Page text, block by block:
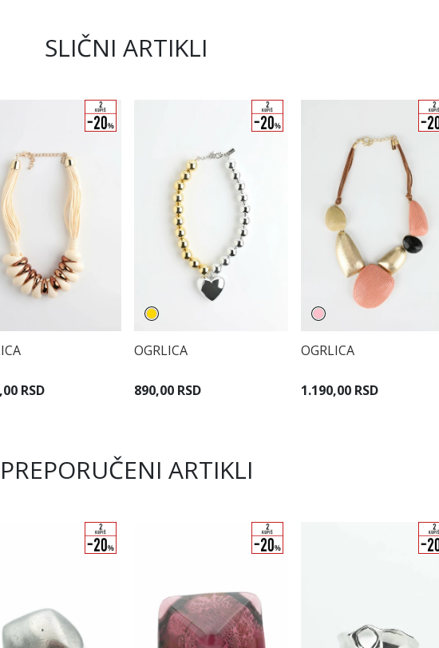
SLIČNI ARTIKLI
RSD
OGRLICA
890,00 RSD
OGRLICA
1.190,00 RSD
PREPORUČENI ARTIKLI